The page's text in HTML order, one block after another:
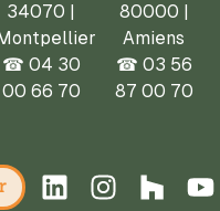
34070 |
Montpellier
☎ 04 30
00 66 70
80000 |
Amiens
☎ 03 56
87 00 70